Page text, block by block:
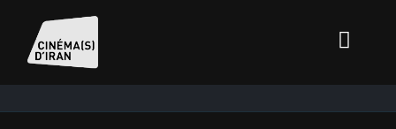
Inscrivez-vous à notre newsletter